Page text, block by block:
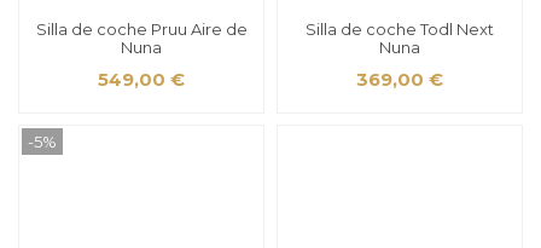
Silla de coche Pruu Aire de
Nuna
549,00 €
Silla de coche Todl Next
Nuna
369,00 €
-5%